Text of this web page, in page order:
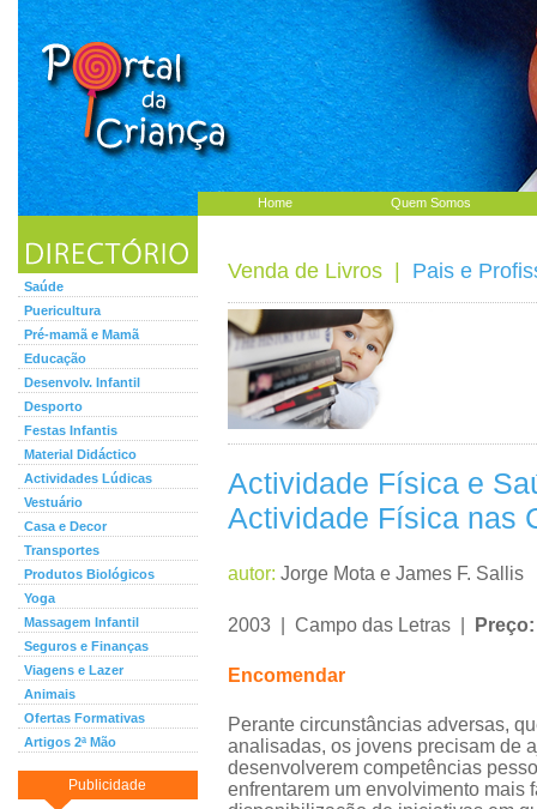
Home Quem Somos
Saúde
Puericultura
Pré-mamã e Mamã
Educação
Desenvolv. Infantil
Desporto
Festas Infantis
Material Didáctico
Actividades Lúdicas
Vestuário
Casa e Decor
Transportes
Produtos Biológicos
Yoga
Massagem Infantil
Seguros e Finanças
Viagens e Lazer
Animais
Ofertas Formativas
Artigos 2ª Mão
Publicidade
Venda de Livros Pais e
Actividade Física e
Actividade Física nas
autor: Jorge Mota e James F. Sallis
2003 | Campo das Letras |
Encomendar
Perante circunstâncias adversas,
analisadas, os jovens precisam de
desenvolverem competências
enfrentarem um envolvimento mais